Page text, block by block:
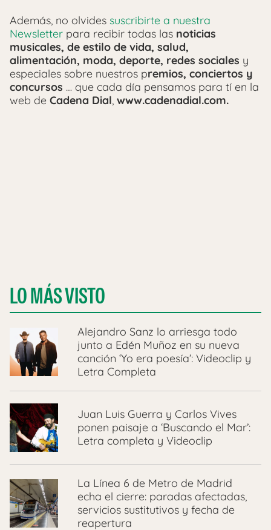
Además, no olvides suscribirte a nuestra
Newsletter para recibir todas las noticias
musicales, de estilo de vida, salud,
alimentación, moda, deporte, redes sociales y
especiales sobre nuestros premios, conciertos y
concursos … que cada día pensamos para tí en la
web de Cadena Dial, www.cadenadial.com.
LO MÁS VISTO
Alejandro Sanz lo arriesga todo
junto a Edén Muñoz en su nueva
canción ‘Yo era poesía’: Videoclip y
Letra Completa
Juan Luis Guerra y Carlos Vives
ponen paisaje a ‘Buscando el Mar’:
Letra completa y Videoclip
La Línea 6 de Metro de Madrid
echa el cierre: paradas afectadas,
servicios sustitutivos y fecha de
reapertura